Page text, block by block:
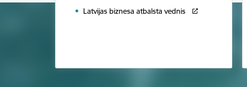
Latvijas biznesa atbalsta vednis